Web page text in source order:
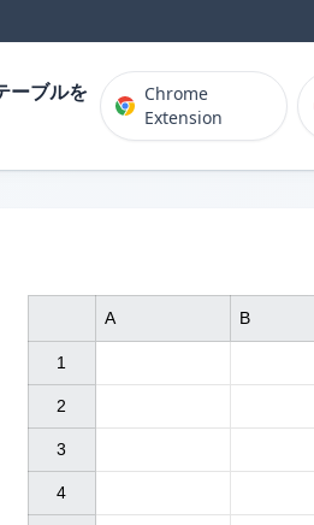
ーブルを
Chrome
Extension
1
2
3
4
A B